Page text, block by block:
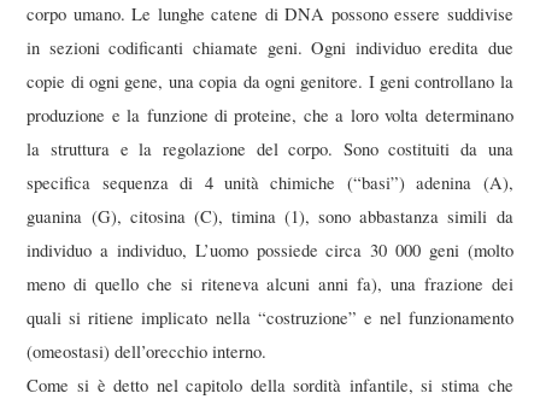
corpo umano. Le lunghe catene di DNA possono essere suddivise
in sezioni codificanti chiamate geni. Ogni individuo eredita due
copie di ogni gene, una copia da ogni genitore. I geni controllano la
produzione e la funzione di proteine, che a loro volta determinano
la struttura e la regolazione del corpo. Sono costituiti da una
specifica sequenza di 4 unità chimiche (“basi”) adenina (A),
guanina (G), citosina (C), timina (1), sono abbastanza simili da
individuo a individuo, L’uomo possiede circa 30 000 geni (molto
meno di quello che si riteneva alcuni anni fa), una frazione dei
quali si ritiene implicato nella “costruzione” e nel funzionamento
(omeostasi) dell’orecchio interno.
Come si è detto nel capitolo della sordità infantile, si stima che